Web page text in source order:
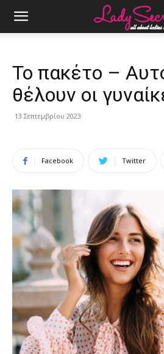
Το πακέτο –
θέλουν οι
13 Σεπτεμβρίου 2023
Facebook Twitter